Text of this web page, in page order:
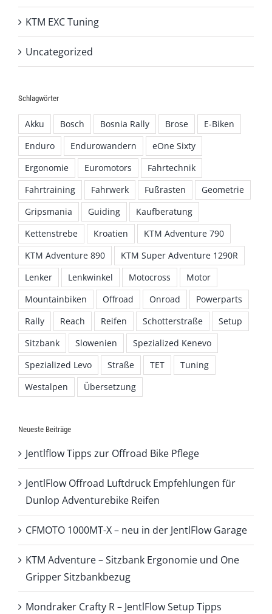
KTM EXC Tuning
Uncategorized
Schlagwörter
Akku Bosch Bosnia Rally Brose
E-Biken
Enduro
Endurowandern
eOne Sixty
Ergonomie
Euromotors
Fahrtechnik
Fahrtraining
Fahrwerk Fußrasten
Geometrie
Gripsmania
Guiding
Kaufberatung
Kettenstrebe
Kroatien
KTM Adventure 790
KTM Adventure 890
KTM Super Adventure 1290R
Lenker
Lenkwinkel Motocross
Motor
Mountainbiken
Offroad Onroad
Powerparts
Rally
Reach Reifen Schotterstraße
Setup
Sitzbank
Slowenien
Spezialized Kenevo
Spezialized Levo
Straße TET
Tuning
Westalpen
Übersetzung
Neueste Beiträge
Jentlflow Tipps zur Offroad Bike Pflege
JentlFlow Offroad Luftdruck Empfehlungen für
Dunlop Adventurebike Reifen
CFMOTO 1000MT-X – neu in der JentlFlow Garage
KTM Adventure – Sitzbank Ergonomie und One
Gripper Sitzbankbezug
Mondraker Crafty R – JentlFlow Setup Tipps